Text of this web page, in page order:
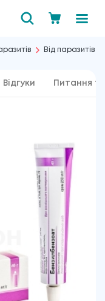
Від паразитів
Відгуки Питання та